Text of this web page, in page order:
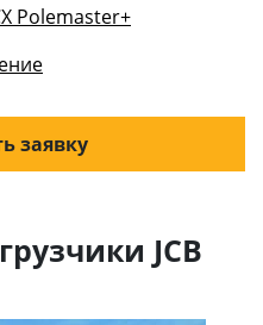
Polemaster+
заявку
JCB